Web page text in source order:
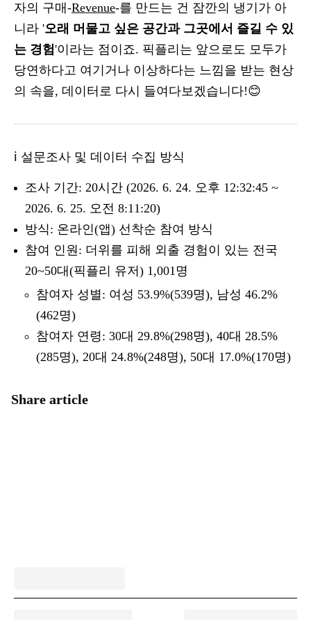
자의 구매-Revenue-를 만드는 건 잠깐의 냉기가 아
니라 '오래 머물고 싶은 공간과 그곳에서 즐길 수 있
는 경험'이라는 점이죠. 픽플리는 앞으로도 모두가
당연하다고 여기거나 이상하다는 느낌을 받는 현상
의 속을, 데이터로 다시 들여다보겠습니다!😊
ℹ️ 설문조사 및 데이터 수집 방식
조사 기간: 20시간 (2026. 6. 24. 오후 12:32:45 ~
2026. 6. 25. 오전 8:11:20)
방식: 온라인(앱) 선착순 참여 방식
참여 인원: 더위를 피해 외출 경험이 있는 전국
20~50대(픽플리 유저) 1,001명
참여자 성별: 여성 53.9%(539명), 남성 46.2%
(462명)
참여자 연령: 30대 29.8%(298명), 40대 28.5%
(285명), 20대 24.8%(248명), 50대 17.0%(170명)
Share article